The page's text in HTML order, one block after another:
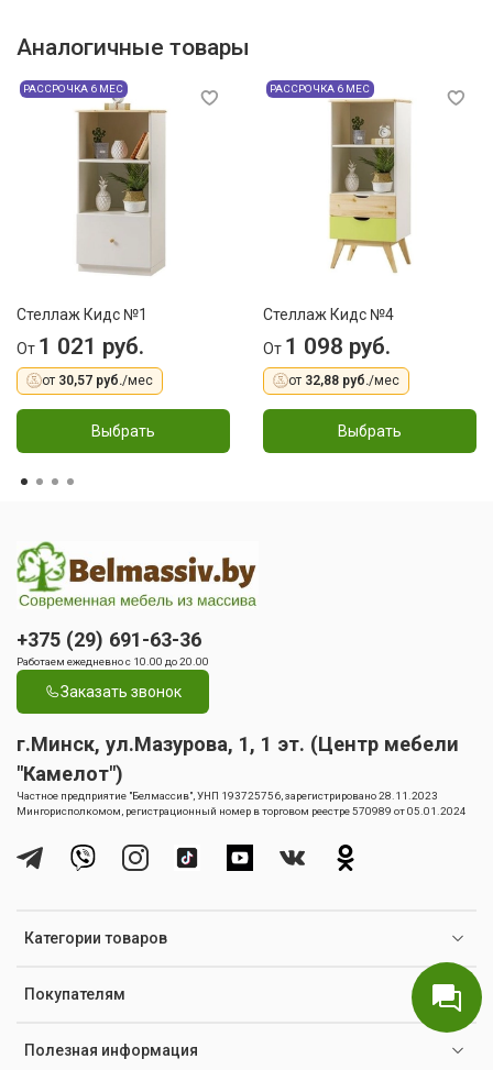
Аналогичные товары
РАССРОЧКА 6 МЕС
Стеллаж Кидс №1
От 1 021 руб.
от 30,57 руб./мес
Выбрать
РАССРОЧКА 6 МЕС
Стеллаж Кидс №4
От 1 098 руб.
от 32,88 руб./мес
Выбрать
Категории товаров
Покупателям
Полезная информация
+375 (29) 691-63-36
Работаем ежедневно с 10.00 до 20.00
Заказать звонок
г.Минск, ул.Мазурова, 1, 1 эт. (Центр мебели
"Камелот")
Частное предприятие "Белмассив", УНП 193725756, зарегистрировано 28.11.2023
Мингорисполкомом, регистрационный номер в торговом реестре 570989 от 05.01.2024